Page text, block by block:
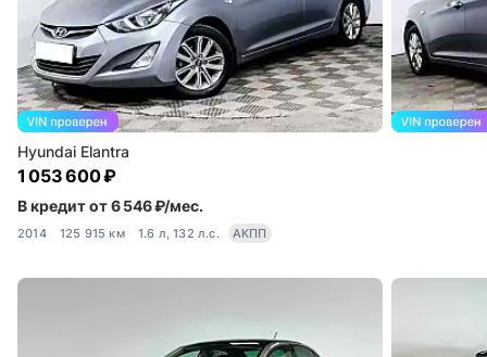
Hyundai Elantra
1 053 600 ₽
В кредит от 6 546 ₽/мес.
2014 125 915 км 1.6 л, 132 л.с. АКПП